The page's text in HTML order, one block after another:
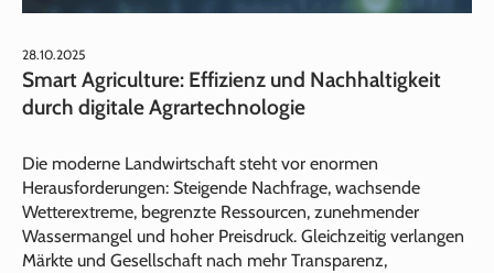
28.10.2025
Smart Agriculture: Effizienz und Nachhaltigkeit
durch digitale Agrartechnologie
Die moderne Landwirtschaft steht vor enormen
Herausforderungen: Steigende Nachfrage, wachsende
Wetterextreme, begrenzte Ressourcen, zunehmender
Wassermangel und hoher Preisdruck. Gleichzeitig verlangen
Märkte und Gesellschaft nach mehr Transparenz,